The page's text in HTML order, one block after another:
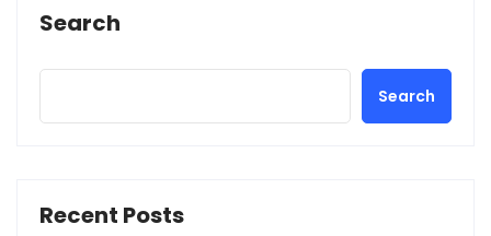
Search
Search
Recent Posts